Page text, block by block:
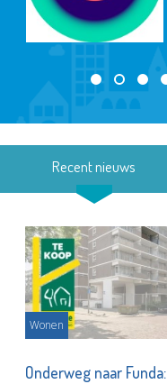
Recent nieuws
Wonen
Onderweg naar Funda: